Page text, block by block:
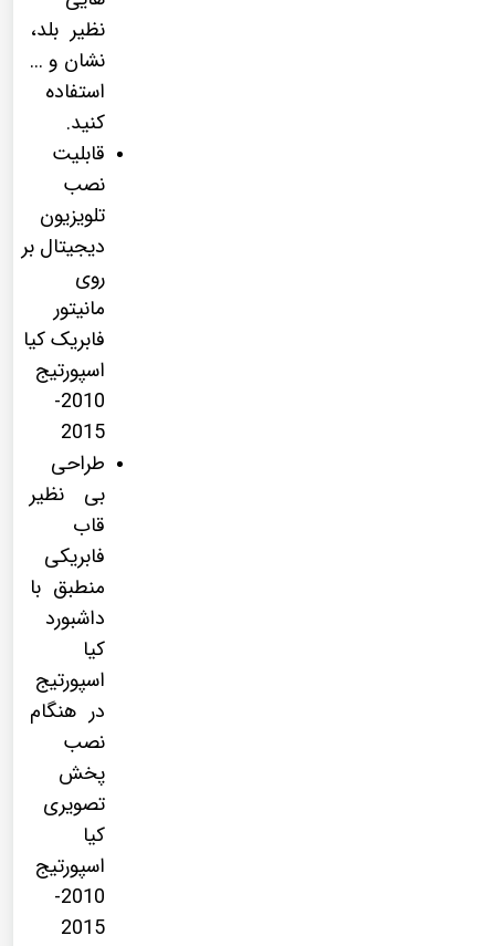
نظیر بلد،
نشان و ...
استفاده
کنید.
قابلیت
نصب
تلویزیون
دیجیتال بر
روی
مانیتور
فابریک کیا
اسپورتیج
2010-
2015
طراحی
بی نظیر
قاب
فابریکی
منطبق با
داشبورد
کیا
اسپورتیج
در هنگام
نصب
پخش
تصویری
کیا
اسپورتیج
2010-
2015